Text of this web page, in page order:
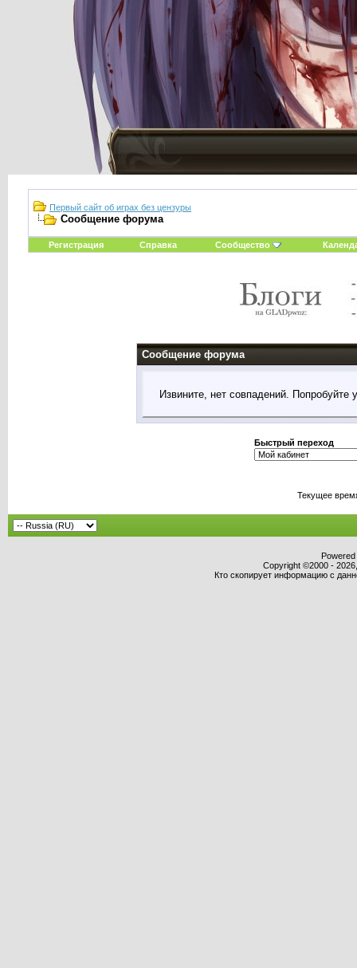
Первый сайт об играх без цензуры
Сообщение форума
Регистрация Справка Сообщество
Сообщение форума
Извините, нет совпадений. Попробуйте
Быстрый переход
Текущее
Copyright ©2000 -
Кто скопирует информацию с